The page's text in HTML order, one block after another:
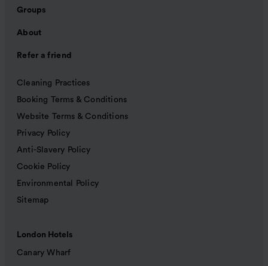
Groups
About
Refer a friend
Cleaning Practices
Booking Terms & Conditions
Website Terms & Conditions
Privacy Policy
Anti-Slavery Policy
Cookie Policy
Environmental Policy
Sitemap
London Hotels
Canary Wharf